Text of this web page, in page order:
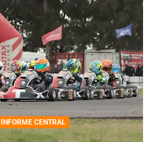
INFORME CENTRAL